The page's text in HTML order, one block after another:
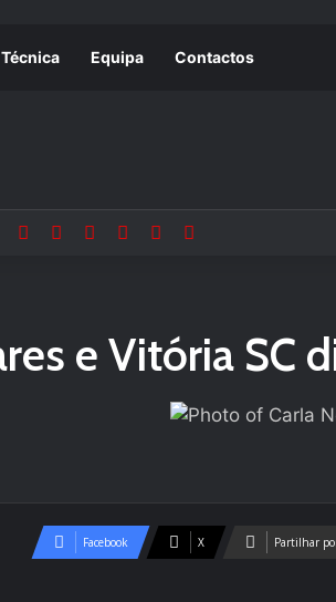
Equipa Contactos
e Vitória SC
Facebook X Partilhar